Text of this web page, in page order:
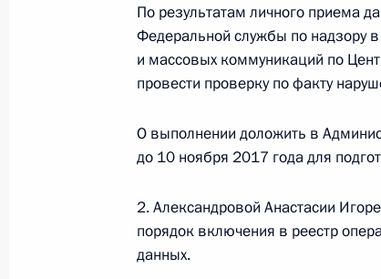
Пальцев провел в Приёмной
в Москве личный приём
8 ноября 2019 года, 20:30
29 октября 2019 года, вторник
руководитель
провел в Приёмной
в Москве личный приём граждан
По результатам личного приема
Федеральной службы по надзору
и массовых коммуникаций по
провести проверку по факту
О выполнении доложить в
до 10 ноября 2017 года для
2. Александровой Анастасии
порядок включения в реестр
данных.